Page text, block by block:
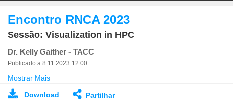
Encontro RNCA 2023
Sessão: Visualization in HPC
Dr. Kelly Gaither - TACC
Publicado a 8.11.2023 12:00
Mostrar Mais
Download Partilhar